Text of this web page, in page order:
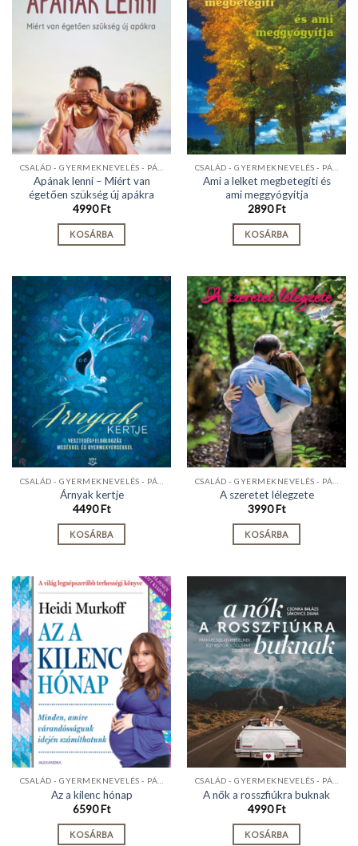
Apának lenni – Miért van
égetően szükség új apákra
4990Ft
KOSÁRBA
Ami a lelket megbetegíti és
ami meggyógyítja
2890Ft
KOSÁRBA
Árnyak kertje
4490Ft
KOSÁRBA
A szeretet lélegzete
3990Ft
KOSÁRBA
CSALÁD - GYERMEKNEVELÉS - PÁRKAPCSOLAT
Az a kilenc hónap
6590Ft
KOSÁRBA
CSALÁD - GYERMEKNEVELÉS - PÁRKAPCSOLAT
A nők a rosszfiúkra buknak
4990Ft
KOSÁRBA